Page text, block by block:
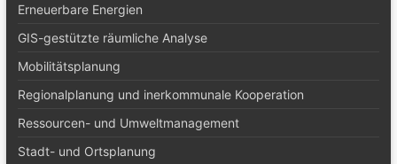
Erneuerbare Energien
GIS-gestützte räumliche Analyse
Mobilitätsplanung
Regionalplanung und inerkommunale Kooperation
Ressourcen- und Umweltmanagement
Stadt- und Ortsplanung